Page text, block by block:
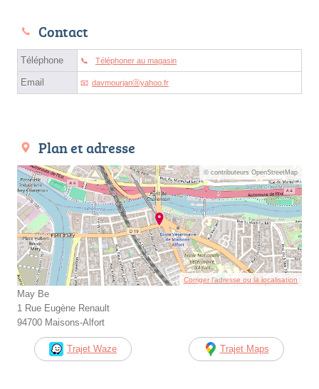
Contact
Téléphone Téléphoner au magasin
Email davmourjanⓐyahoo.fr
Plan et adresse
© contributeurs OpenStreetMap
Corriger l’adresse ou la localisation
May Be
1 Rue Eugène Renault
94700 Maisons-Alfort
Trajet Waze Trajet Maps